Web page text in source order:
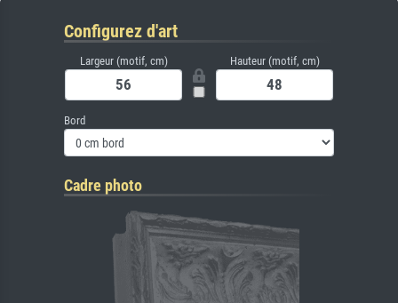
Configurez d'art
Largeur (motif, cm) Hauteur (motif, cm)
Bord
Cadre photo